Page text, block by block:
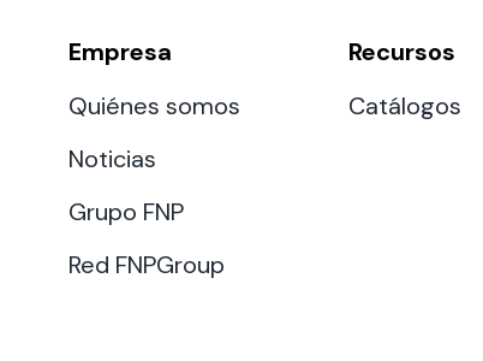
Empresa
Quiénes somos
Noticias
Grupo FNP
Red FNPGroup
Recursos
Catálogos